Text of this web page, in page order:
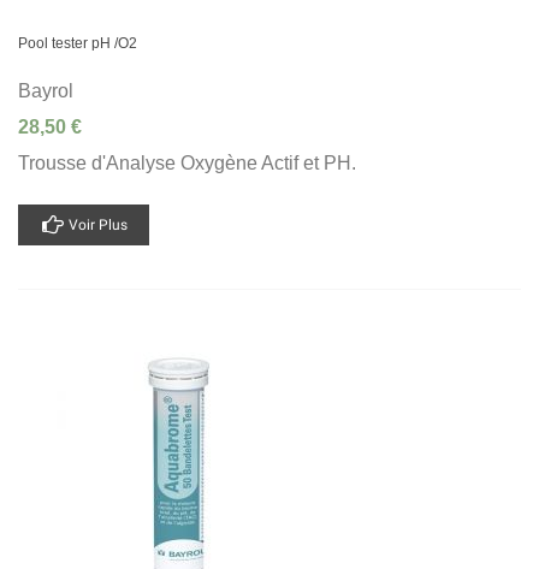
Pool tester pH /O2
Bayrol
28,50 €
Trousse d'Analyse Oxygène Actif et PH.
Voir Plus